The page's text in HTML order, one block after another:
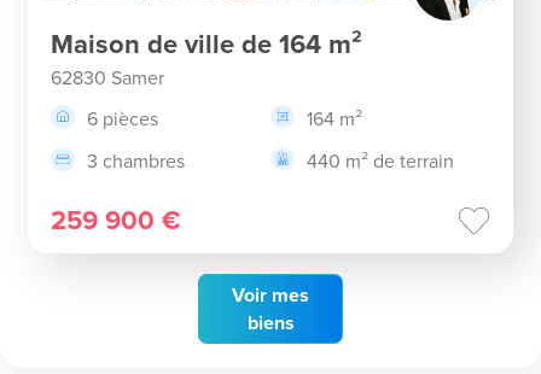
Voir mes
biens
Maison de ville de 164 m²
62830 Samer
6 pièces
164 m²
3 chambres
440 m² de terrain
259 900 €